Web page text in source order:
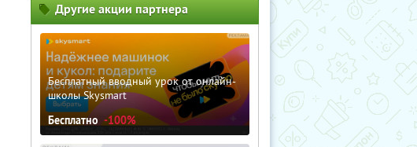
Другие акции партнера
Бесплатный вводный урок от онлайн-
школы Skysmart
Бесплатно -100%